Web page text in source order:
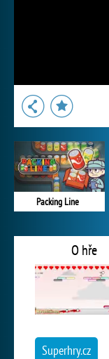
Packing Line
O hře
Superhry.cz